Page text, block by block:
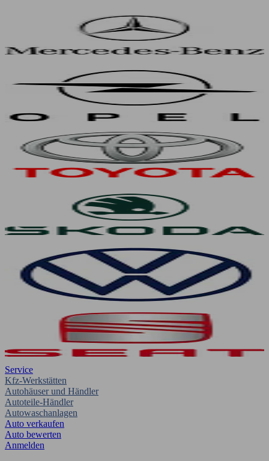
Service
Kfz-Werkstätten
Autohäuser und Händler
Autoteile-Händler
Autowaschanlagen
Auto verkaufen
Auto bewerten
Anmelden